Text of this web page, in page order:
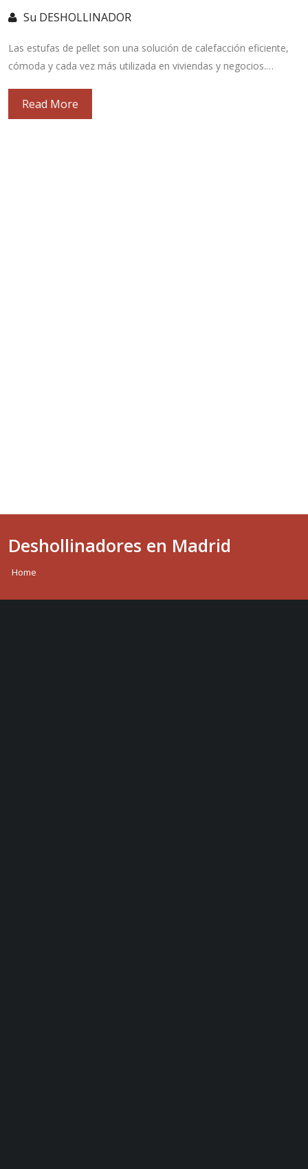
Su DESHOLLINADOR
Las estufas de pellet son una solución de calefacción eficiente,
cómoda y cada vez más utilizada en viviendas y negocios.…
Read More
Deshollinadores en Madrid
Home